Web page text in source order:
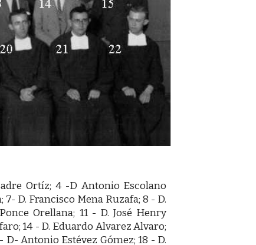
Ortíz; 4 -D Antonio Escolano
D. Francisco Mena Ruzafa; 8 - D.
Orellana; 11 - D. José Henry
14 - D. Eduardo Alvarez Alvaro;
D- Antonio Estévez Gómez; 18 - D.